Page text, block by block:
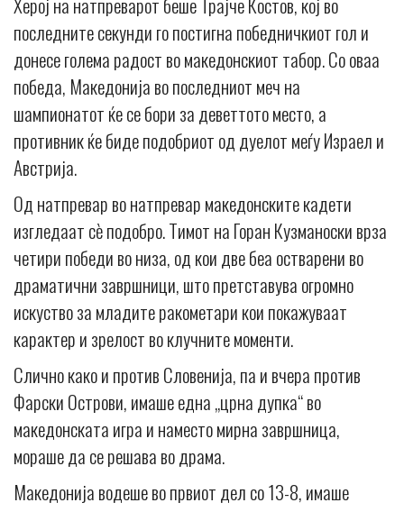
последните секунди го постигна победничкиот гол и
донесе голема радост во македонскиот табор. Со оваа
победа, Македонија во последниот меч на
шампионатот ќе се бори за деветтото место, а
противник ќе биде подобриот од дуелот меѓу Израел и
Австрија.
Од натпревар во натпревар македонските кадети
изгледаат сè подобро. Тимот на Горан Кузманоски врза
четири победи во низа, од кои две беа остварени во
драматични завршници, што претставува огромно
искуство за младите ракометари кои покажуваат
карактер и зрелост во клучните моменти.
Слично како и против Словенија, па и вчера против
Фарски Острови, имаше една „црна дупка“ во
македонската игра и наместо мирна завршница,
мораше да се решава во драма.
Македонија водеше во првиот дел со 13-8, имаше